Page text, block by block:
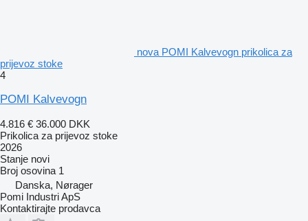
nova POMI Kalvevogn prikolica za
prijevoz stoke
4
POMI Kalvevogn
4.816 € 36.000 DKK
Prikolica za prijevoz stoke
2026
Stanje novi
Broj osovina 1
Danska, Nørager
Pomi Industri ApS
Kontaktirajte prodavca